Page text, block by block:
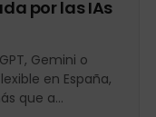
por las IAs
Gemini o
en España,
que a